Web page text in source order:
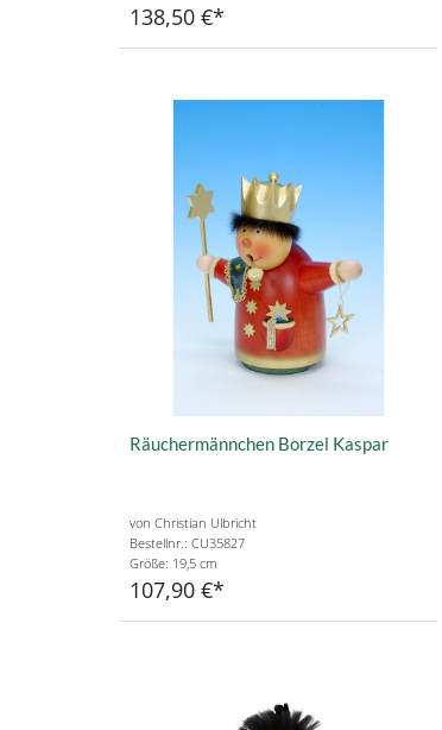
138,50 €
Räuchermännchen Borzel Kaspar
von Christian Ulbricht
Bestellnr.: CU35827
Größe: 19,5 cm
107,90 €